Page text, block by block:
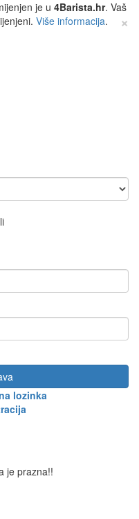
je u 4Barista.hr. Vaš
Više informacija. ×
lozinka
je prazna!!